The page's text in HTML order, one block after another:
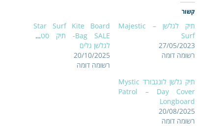
קשור
תיק לגלשן – Majestic
Surf
27/05/2023
רשומה דומה
Star Surf Kite Board
Bag SALE- תיק סטאר
לגלשן גלים
20/10/2025
רשומה דומה
תיק גלשן לונגבורד Mystic
Patrol – Day Cover
Longboard
20/08/2025
רשומה דומה